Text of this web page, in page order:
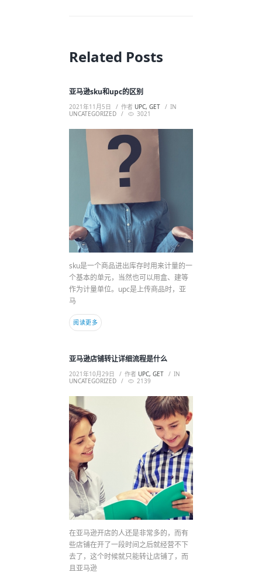
Related Posts
亚马逊sku和upc的区别
2021年11月5日 作者 UPC, GET
IN
UNCATEGORIZED
3021
sku是一个商品进出库存时用来计量的一
个基本的单元，当然也可以用盒、建等
作为计量单位。upc是上传商品时，亚
马
阅读更多
亚马逊店铺转让详细流程是什么
2021年10月29日 作者 UPC, GET
IN
UNCATEGORIZED
2139
在亚马逊开店的人还是非常多的，而有
些店铺在开了一段时间之后就经营不下
去了，这个时候就只能转让店铺了，而
且亚马逊